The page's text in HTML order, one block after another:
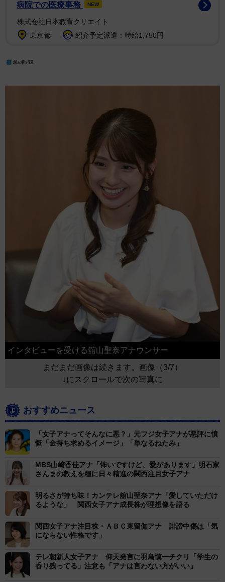
病院での医療事務 NEW
株式会社日本教育クリエイト
東京都
紹介予定派遣：時給1,750円
インタビューを受ける舘山聖奈アナウンサー
まだまだ画像は続きます。画像（3/7）
↓にスクロールで次の写真に
おすすめニュース
「女子アナってそんなに悪？」元フジ女子アナが悪評に憤
慨「金持ち求めるイメージ」「単なるねたみ」
MBS山崎香佳アナ「怖いですけど、愛があります」明石家
さんまの教えを糧に日々精進の関西注目女子アナ
明るさが持ち味！カンテレ舘山聖奈アナ「愛していただけ
るような」 関西女子アナ成長株が理想像を語る
関西女子アナ注目株・ＡＢＣ東留伽アナ 誹謗中傷は「気
にならない性格です」
テレ朝新人女子アナ 仰天発言に羽鳥慎一チクリ「学生の
香り残ってる」注意も「アナは言わない方がいい」